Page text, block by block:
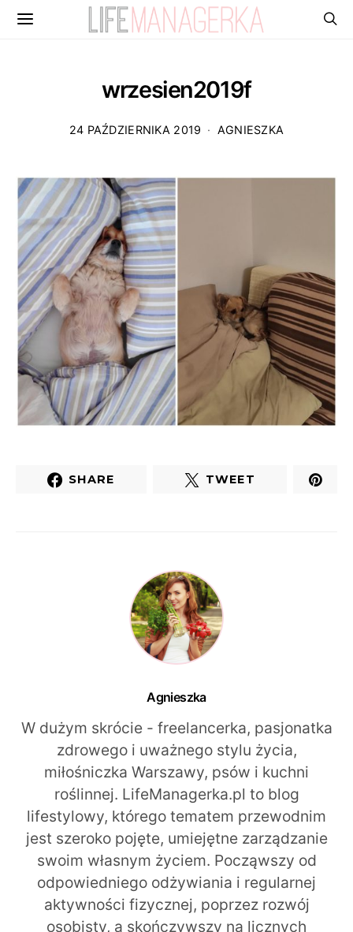
wrzesien2019f
24 PAŹDZIERNIKA 2019 AGNIESZKA
SHARE TWEET
Agnieszka
W dużym skrócie - freelancerka, pasjonatka
zdrowego i uważnego stylu życia,
miłośniczka Warszawy, psów i kuchni
roślinnej. LifeManagerka.pl to blog
lifestylowy, którego tematem przewodnim
jest szeroko pojęte, umiejętne zarządzanie
swoim własnym życiem. Począwszy od
odpowiedniego odżywiania i regularnej
aktywności fizycznej, poprzez rozwój
osobisty, a skończywszy na licznych